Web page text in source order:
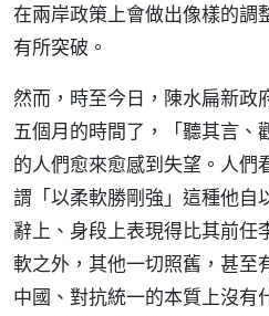
在兩岸政策上會做出像樣的調
有所突破。
然而，時至今日，陳水扁新政
五個月的時間了，「聽其言、
的人們愈來愈感到失望。人們
謂「以柔軟勝剛強」這種他自
辭上、身段上表現得比其前任
軟之外，其他一切照舊，甚至
中國、對抗統一的本質上沒有